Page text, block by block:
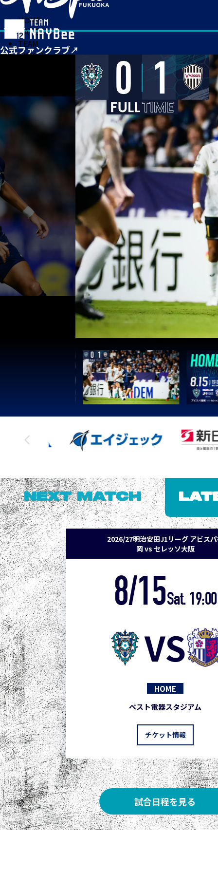
HOME
MATCH
TEAM
TICKET
NEXT MATCH
2026/27明治安田J1リーグ アビス
岡 vs セレッソ大阪
8/15Sat. 19:00
VS
HOME
ベスト電器スタジアム
チケット情報
試合日程を見る